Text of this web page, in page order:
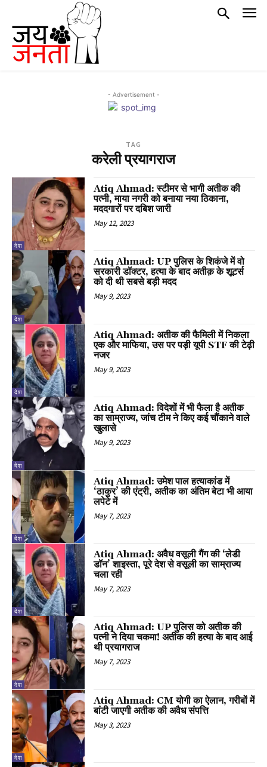
- Advertisement -
TAG
करेली प्रयागराज
देश
Atiq Ahmad: स्टीमर से भागी अतीक की
पत्नी, माया नगरी को बनाया नया ठिकाना,
मददगारों पर दबिश जारी
May 12, 2023
देश
Atiq Ahmad: UP पुलिस के शिकंजे में वो
सरकारी डॉक्टर, हत्या के बाद अतीक़ के शूटर्स
को दी थी सबसे बड़ी मदद
May 9, 2023
देश
Atiq Ahmad: अतीक की फैमिली में निकला
एक और माफिया, उस पर पड़ी यूपी STF की टेढ़ी
नजर
May 9, 2023
देश
Atiq Ahmad: विदेशों में भी फैला है अतीक
का साम्राज्य, जांच टीम ने किए कई चौंकाने वाले
खुलासे
May 9, 2023
देश
Atiq Ahmad: उमेश पाल हत्याकांड में
‘ठाकुर’ की एंट्री, अतीक का अंतिम बेटा भी आया
लपेटे में
May 7, 2023
देश
Atiq Ahmad: अवैध वसूली गैंग की ‘लेडी
डॉन’ शाइस्ता, पूरे देश से वसूली का साम्राज्य
चला रही
May 7, 2023
देश
Atiq Ahmad: UP पुलिस को अतीक की
पत्नी ने दिया चकमा! अतीक की हत्या के बाद आई
थी प्रयागराज
May 7, 2023
देश
Atiq Ahmad: CM योगी का ऐलान, गरीबों में
बांटी जाएगी अतीक की अवैध संपत्ति
May 3, 2023